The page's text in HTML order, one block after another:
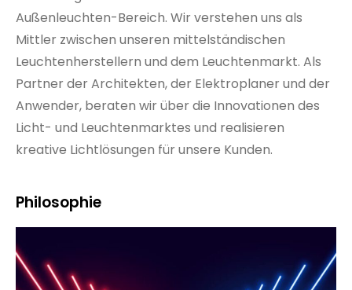
Außenleuchten-Bereich. Wir verstehen uns als
Mittler zwischen unseren mittelständischen
Leuchtenherstellern und dem Leuchtenmarkt. Als
Partner der Architekten, der Elektroplaner und der
Anwender, beraten wir über die Innovationen des
Licht- und Leuchtenmarktes und realisieren
kreative Lichtlösungen für unsere Kunden.
Philosophie